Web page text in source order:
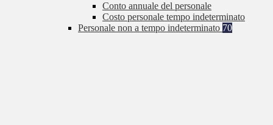
Conto annuale del personale
Costo personale tempo indeterminato
Personale non a tempo indeterminato 70